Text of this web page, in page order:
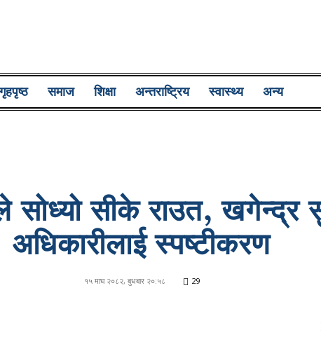
Lumbini
समाज शिक्षा अन्तराष्ट्रिय स्वास्थ्य अन्य
सोध्यो सीके राउत, खगेन्द्र
अधिकारीलाई स्पष्टीकरण
१५ माघ २०८२, बुधबार २०:५८ 29